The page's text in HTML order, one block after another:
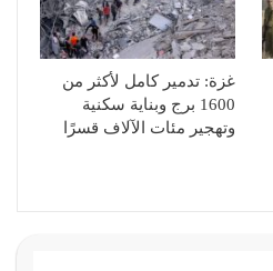
غزة: تدمير كامل لأكثر من
1600 برج وبناية سكنية
وتهجير مئات الآلاف قسرًا